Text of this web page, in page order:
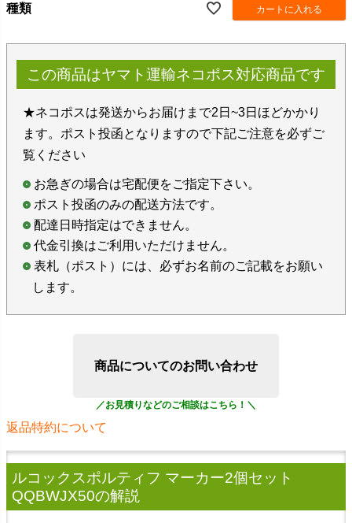
種類 カートに入れる
この商品はヤマト運輸ネコポス対応商品です
★ネコポスは発送からお届けまで2日~3日ほどかかり
ます。ポスト投函となりますので下記ご注意を必ずご
覧ください
お急ぎの場合は宅配便をご指定下さい。
ポスト投函のみの配送方法です。
配達日時指定はできません。
代金引換はご利用いただけません。
表札（ポスト）には、必ずお名前のご記載をお願い
します。
商品についてのお問い合わせ
返品特約について
ルコックスポルティフ マーカー2個セット
QQBWJX50の解説